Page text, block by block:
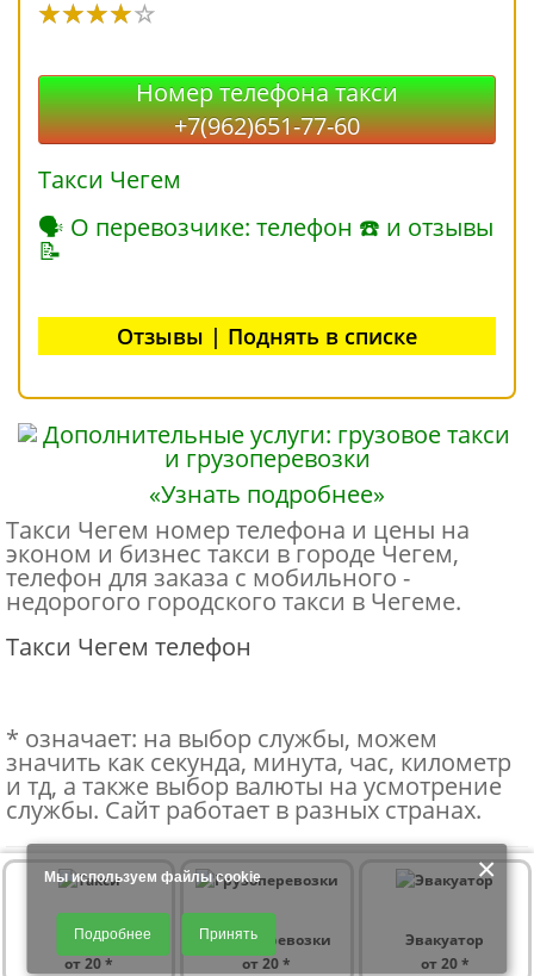
×
Мы используем файлы cookie
Продолжая использовать наш сайт, Вы даете согласие на обработку
файлов - COOKIES, пользовательских данных (файлы-cookies, IP-адрес,
данные об идентификаторе браузера, дата и время осуществления
Подробнее Принять
Номер телефона такси
+7(962)651-77-60
Такси Чегем
🗣 О перевозчике: телефон ☎ и отзывы
📝
Отзывы | Поднять в списке
«Узнать подробнее»
Такси Чегем номер телефона и цены на
эконом и бизнес такси в городе Чегем,
телефон для заказа с мобильного -
недорогого городского такси в Чегеме.
Такси Чегем телефон
* означает: на выбор службы, можем
значить как секунда, минута, час, километр
и тд, а также выбор валюты на усмотрение
службы. Сайт работает в разных странах.
ТАКСИ
от 20 *
ГРУЗОперевозки
от 20 *
Эвакуатор
от 20 *